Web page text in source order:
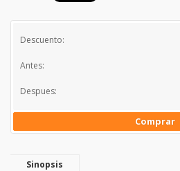
Descuento:
Antes:
Despues:
Comprar
Sinopsis